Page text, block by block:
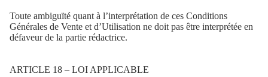
Toute ambiguïté quant à l’interprétation de ces Conditions
Générales de Vente et d’Utilisation ne doit pas être interprétée en
défaveur de la partie rédactrice.
ARTICLE 18 – LOI APPLICABLE